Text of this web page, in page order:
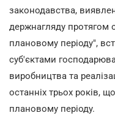
законодавства,
держнагляду протягом
плановому періоду",
суб'єктами
виробництва та
останніх трьох років,
плановому періоду.